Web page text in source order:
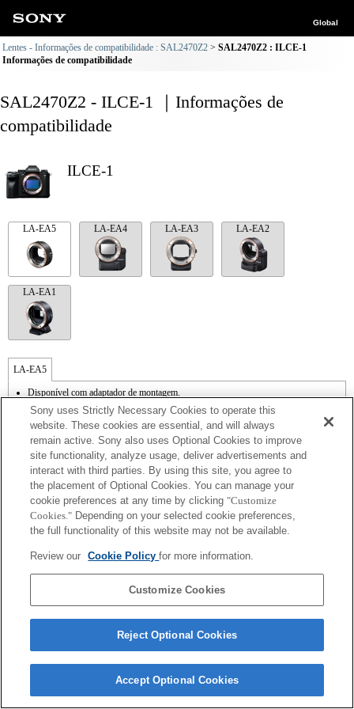
Global
Lentes - Informações de compatibilidade : SAL2470Z2
SAL2470Z2 : ILCE-1
Informações de compatibilidade
SAL2470Z2 - ILCE-1 ｜Informações de
compatibilidade
ILCE-1
LA-EA5 LA-EA4 LA-EA3 LA-EA2
LA-EA1
LA-EA5
Disponível com adaptador de montagem.
O som de funcionamento do diafragma é gravado com o microfone interno.
Outside the A (Aperture priority), S (Shutter priority), and M (Manual) modes, the
shutter speed and the aperture can not be adjusted during the movie recording.
Se colocar a lente de montagem tipo A utilizando o adaptador de montagem, a função
[MF Assist] [Assistência MF] não funciona automaticamente quando roda o anel de
focagem. Pode ampliar a imagem, seleccionando a função [Focus Magnifier] [Lupa
de focagem] ou a função [MF Assist] [Assistência MF] para qualquer tecla nas
"Custom Key Settings" [Definições de teclas personalizadas].
No modo AF-C, o AF pode monitorizar a gravação contínua até 10 fotogramas por
segundo e, nos modos AF-S, DMF e MF, a velocidade máxima é de 30 fotogramas
por segundo.
Sony uses Strictly Necessary Cookies to operate this
website. These cookies are essential, and will always
remain active. Sony also uses Optional Cookies to improve
site functionality, analyze usage, deliver advertisements and
interact with third parties. By using this site, you agree to
the placement of Optional Cookies. You can manage your
cookie preferences at any time by clicking "Customize
Cookies." Depending on your selected cookie preferences,
the full functionality of this website may not be available.
Review our Cookie Policyfor more information.
Customize Cookies
Reject Optional Cookies
Accept Optional Cookies